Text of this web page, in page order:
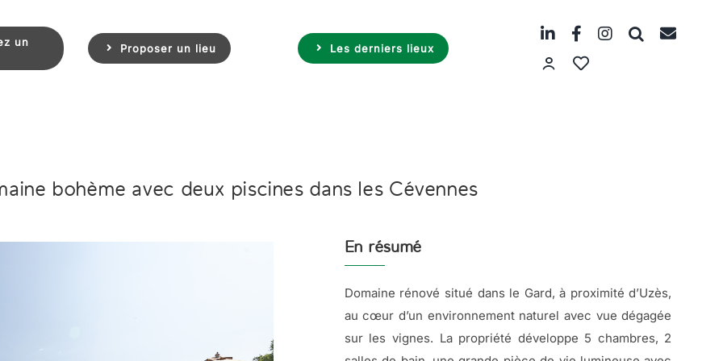
un
Proposer un lieu Les derniers lieux
bohème avec deux piscines dans les Cévennes
En résumé
Domaine rénové situé dans le Gard, à proximité d’Uzès,
au cœur d’un environnement naturel avec vue dégagée
sur les vignes. La propriété développe 5 chambres, 2